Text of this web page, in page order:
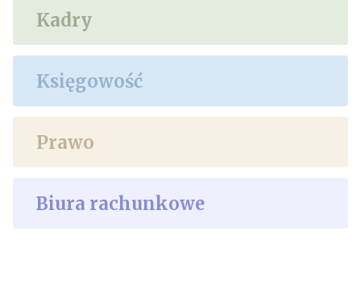
Kadry
Księgowość
Prawo
Biura rachunkowe